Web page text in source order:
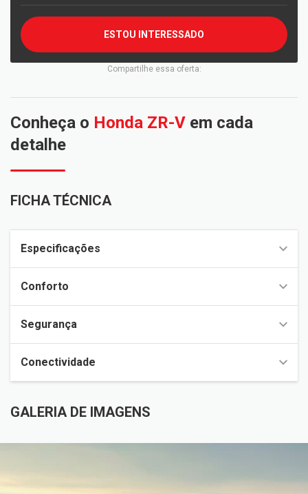
ESTOU INTERESSADO
Compartilhe essa oferta:
Conheça o Honda ZR-V em cada
detalhe
FICHA TÉCNICA
Especificações
Conforto
Segurança
Conectividade
GALERIA DE IMAGENS